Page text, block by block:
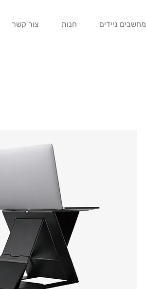
מחשבים ניידים חנות צור קשר